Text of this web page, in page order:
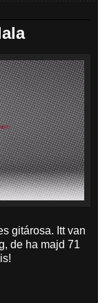
gitárosa. Itt van
de ha majd 71